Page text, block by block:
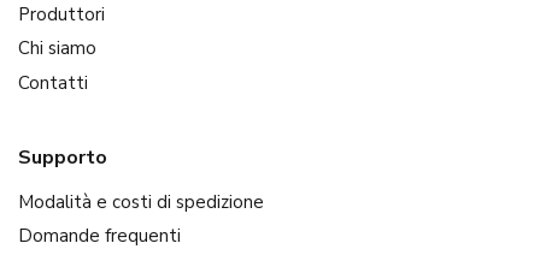
Produttori
Chi siamo
Contatti
Supporto
Modalità e costi di spedizione
Domande frequenti